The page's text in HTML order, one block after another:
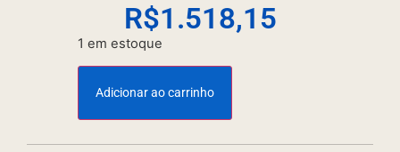
R$1.518,15
1 em estoque
Adicionar ao carrinho